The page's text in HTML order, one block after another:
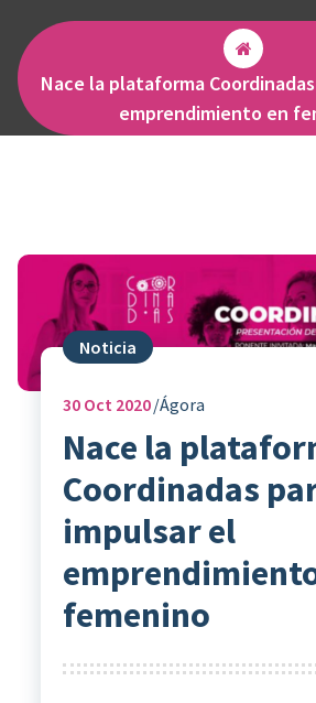
Nace la plataforma
emprendimiento en
Noticia
30Oct 2020 Ágora
Nace la
Coordinadas
impulsar el
femenino